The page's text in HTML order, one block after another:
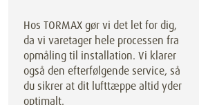
Hos TORMAX gør vi det let for dig,
da vi varetager hele processen fra
opmåling til installation. Vi klarer
også den efterfølgende service, så
du sikrer at dit lufttæppe altid yder
optimalt.